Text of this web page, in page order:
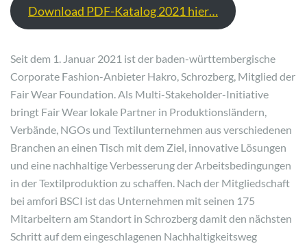
Download PDF-Katalog 2021 hier…
Seit dem 1. Januar 2021 ist der baden-württembergische
Corporate Fashion-Anbieter Hakro, Schrozberg, Mitglied der
Fair Wear Foundation. Als Multi-Stakeholder-Initiative
bringt Fair Wear lokale Partner in Produktionsländern,
Verbände, NGOs und Textilunternehmen aus verschiedenen
Branchen an einen Tisch mit dem Ziel, innovative Lösungen
und eine nachhaltige Verbesserung der Arbeitsbedingungen
in der Textilproduktion zu schaffen. Nach der Mitgliedschaft
bei amfori BSCI ist das Unternehmen mit seinen 175
Mitarbeitern am Standort in Schrozberg damit den nächsten
Schritt auf dem eingeschlagenen Nachhaltigkeitsweg